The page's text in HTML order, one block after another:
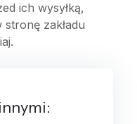
ich wysyłką,
stronę zakładu